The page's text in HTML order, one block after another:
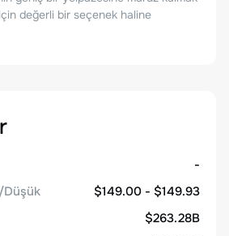
değerli bir seçenek haline
-
Düşük
$149.00 - $149.93
$263.28B